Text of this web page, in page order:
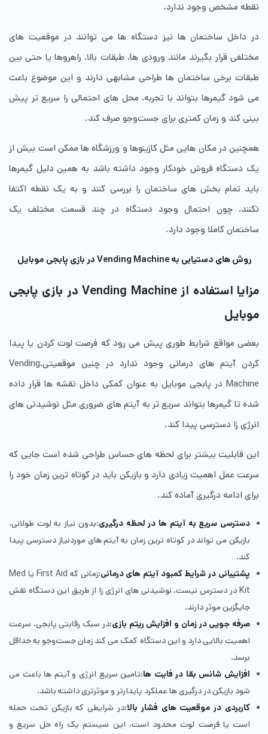
نقطه مشخص وجود ندارد.
در داخل ساختمان ها نیز دستگاه ها می توانند در موقعیت های
مختلفی قرار بگیرند مانند ورودی ها، طبقات بالا، راهروها یا حتی بین
طبقات برخی ساختمان ها طراحی مشابهی دارند و این موضوع باعث
می شود گیمرها بتواند با تجربه، محل های احتمالی را سریع تر پیش
بینی کند و زمان کمتری برای جست‌وجو صرف کند.
همچنین در مکان هایی مثل کازینوها و ورزشگاه ها ممکن است بیش از
یک دستگاه فروش خودکار وجود داشته باشد به همین دلیل گیمرها
باید تمام بخش های ساختمان را بررسی کنند و به یک نقطه اکتفا
نکنند، چون احتمال وجود دستگاه در چند قسمت مختلف یک
ساختمان کاملا وجود دارد.
روش های دستیابی به Vending Machine در بازی پابجی موبایل
مزایا استفاده از Vending Machine در بازی پابجی
موبایل
بعضی مواقع شرایط طوری پیش می رود که فرصت لوت کردن یا پیدا
کردن آیتم های درمانی وجود ندارد در چنین موقعیتی،Vending
Machine در پابجی موبایل به عنوان کمکی داخل نقشه ها قرار داده
شده تا گیمرها بتواند سریع تر به آیتم های ضروری مثل نوشیدنی های
انرژی زا دسترسی پیدا کند.
این قابلیت بیشتر برای لحظه های حساس طراحی شده است جایی که
سرعت عمل اهمیت زیادی دارد و بازیکن باید در کوتاه ترین زمان خود را
برای ادامه درگیری آماده کند.
دسترسی سریع به آیتم ها در لحظه درگیری:بدون نیاز به لوت طولانی،
بازیکن می تواند در کوتاه ترین زمان به آیتم های موردنیاز دسترسی پیدا
کند.
پشتیبانی در شرایط کمبود آیتم های درمانی
:زمانی که First Aid یا Med
Kit در دسترس نیست، نوشیدنی های انرژی زا از طریق این دستگاه نقش
جایگزین موثر دارند.
صرفه جویی در زمان و افزایش ریتم بازی:در سبک رقابتی پابجی، سرعت
اهمیت بالایی دارد و این دستگاه کمک می کند زمان جست‌وجو به حداقل
برسد.
افزایش شانس بقا در فایت ها:تامین سریع انرژی و آیتم ها باعث می
شود بازیکن در درگیری ها عملکرد پایدارتر و موثرتری داشته باشد.
کاربردی در موقعیت های فشار بالا:در شرایطی که بازیکن تحت حمله
است یا فرصت لوت محدود است، این سیستم یک راه حل سریع و